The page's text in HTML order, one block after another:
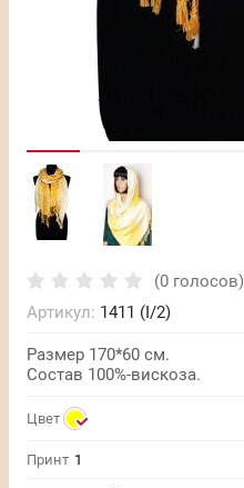
(0 голосов)
Артикул: 1411 (I/2)
Размер 170*60 см.
Состав 100%-вискоза.
Цвет
Принт 1